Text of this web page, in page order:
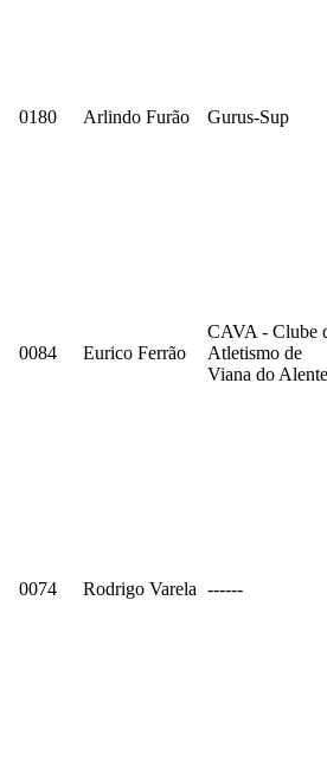
0180 Arlindo Furão Gurus-Sup
0084 Eurico Ferrão
CAVA - Clube
Atletismo de
Viana do
0074 Rodrigo Varela ------